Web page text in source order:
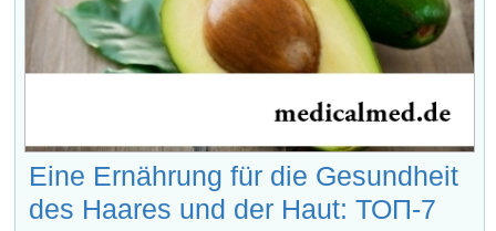
Eine Ernährung für die Gesundheit
des Haares und der Haut: ТОП-7